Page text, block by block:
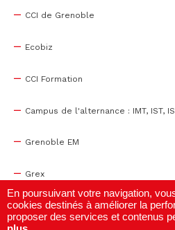
CCI de Grenoble
Ecobiz
CCI Formation
Campus de l'alternance : IMT, IST,
Grenoble EM
Grex
WTC Grenoble
En poursuivant votre navigation,
cookies destinés à améliorer la
proposer des services et contenus